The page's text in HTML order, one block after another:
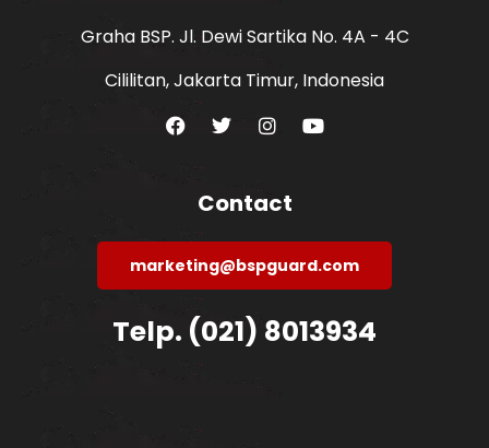
Graha BSP. Jl. Dewi Sartika No. 4A - 4C
Cililitan, Jakarta Timur, Indonesia
Contact
marketing@bspguard.com
Telp. (021) 8013934